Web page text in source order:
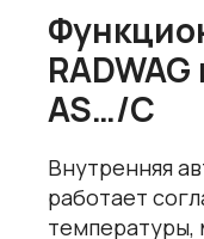
AS…/C
Внутренняя
работает
температуры,